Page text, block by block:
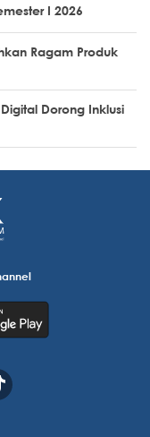
I 2026
Ragam Produk
Dorong Inklusi